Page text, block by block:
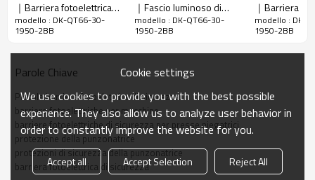
La dimensione
complessiva
51mm*35mm*L, L è la lunghezza dell'emettitore e
del ricevitore.
Distanza di
rilevamento
Tempo di
risposta
≤15 ms
Dati meccanici
Materiale
dell'alloggiamentoMetallo
｜Barriera fotoelettrica
di sicurezza a infrarossi
｜DADISICK
modello : DK-QT66-30-
1950-2BB
｜Fascio luminoso di
sicurezza｜DADISICK
modello : DK-QT66-30-
1950-2BB
｜Barriera
sicurezza｜
modello : DK-
1950-2BB
Parole Chiave
Piccola barriera fotoelettrica di sicurezza
barriere fotoelettriche per macchine
barriere fotoelettriche di sicurezza per presse piegatrici
protezione della punzonatrice
protezioni di sicurezza della punzonatrice
barriera fotoelettrica di sicurezza
Cookie settings
We use cookies to provide you with the best possible
experience. They also allow us to analyze user behavior in
order to constantly improve the website for you.
Accept all Accept Selection Reject All